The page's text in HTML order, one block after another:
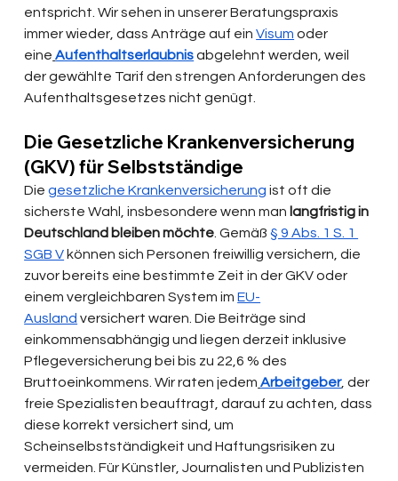
entspricht. Wir sehen in unserer Beratungspraxis
immer wieder, dass Anträge auf ein Visum oder
eine Aufenthaltserlaubnis abgelehnt werden, weil
der gewählte Tarif den strengen Anforderungen des
Aufenthaltsgesetzes nicht genügt.
Die Gesetzliche Krankenversicherung
(GKV) für Selbstständige
Die gesetzliche Krankenversicherung ist oft die
sicherste Wahl, insbesondere wenn man langfristig in
Deutschland bleiben möchte . Gemäß § 9 Abs. 1 S. 1
SGB V können sich Personen freiwillig versichern, die
zuvor bereits eine bestimmte Zeit in der GKV oder
einem vergleichbaren System im EU-
Ausland versichert waren. Die Beiträge sind
einkommensabhängig und liegen derzeit inklusive
Pflegeversicherung bei bis zu 22,6 % des
Bruttoeinkommens. Wir raten jedem Arbeitgeber, der
freie Spezialisten beauftragt, darauf zu achten, dass
diese korrekt versichert sind, um
Scheinselbstständigkeit und Haftungsrisiken zu
vermeiden. Für Künstler, Journalisten und Publizisten